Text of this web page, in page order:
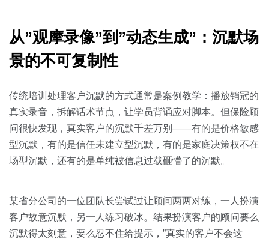
交易跟进
从”观摩录像”到”动态生成”：沉默场
景的不可复制性
传统培训处理客户沉默的方式通常是案例教学：播放销冠的
真实录音，拆解话术节点，让学员背诵应对脚本。但保险顾
问很快发现，真实客户的沉默千差万别——有的是价格敏感
型沉默，有的是信任未建立型沉默，有的是家庭决策权不在
场型沉默，还有的是单纯被信息过载砸懵了的沉默。
某省分公司的一位团队长尝试过让顾问两两对练，一人扮演
客户故意沉默，另一人练习破冰。结果扮演客户的顾问要么
沉默得太刻意，要么忍不住给提示，”真实的客户不会这